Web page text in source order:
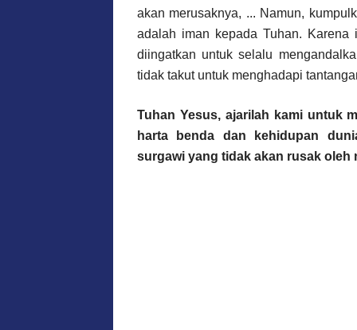
akan merusaknya, ... Namun,
adalah iman kepada Tuhan.
diingatkan untuk selalu
tidak takut untuk menghadapi
Tuhan Yesus, ajarilah kami untuk
harta benda dan kehidupan
surgawi yang tidak akan rusak oleh